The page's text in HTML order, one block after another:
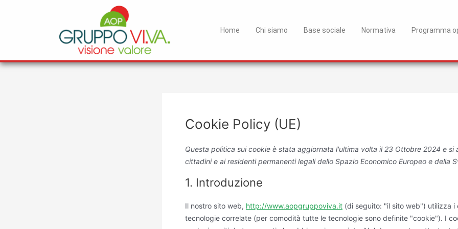
Home Chi siamo Base sociale Normativa Programma
Cookie Policy (UE)
Questa politica sui cookie è stata aggiornata l'ultima volta il 23 Ottobre 2024 e si
cittadini e ai residenti permanenti legali dello Spazio Economico Europeo e della
1. Introduzione
Il nostro sito web, http://www.aopgruppoviva.it (di seguito: "il sito web") utilizza i
tecnologie correlate (per comodità tutte le tecnologie sono definite "cookie"). I